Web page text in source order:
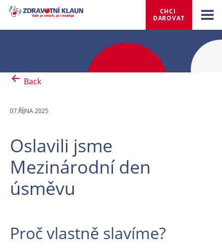
CHCI
DAROVAT
Back
07.ŘÍJNA 2025
Oslavili jsme
Mezinárodní den
úsměvu
Proč vlastně slavíme?